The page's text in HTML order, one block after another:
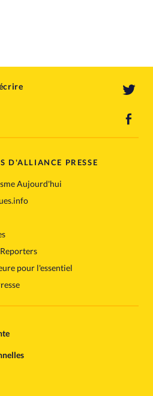
D'ALLIANCE PRESSE
Aujourd'hui
pour l'essentiel